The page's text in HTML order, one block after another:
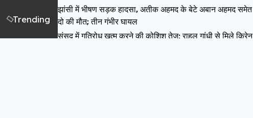
Trending
झांसी में भीषण सड़क हादसा, अतीक अहमद के बेटे अबान अहमद समेत
दो की मौत; तीन गंभीर घायल
संसद में गतिरोध खत्म करने की कोशिश तेज: राहुल गांधी से मिले किरेन